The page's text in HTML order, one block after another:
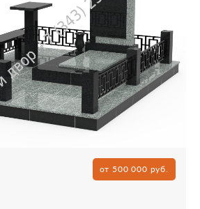
от 500 000 руб.